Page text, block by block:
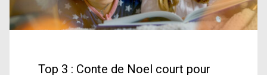
Top 3 : Conte de Noel court pour